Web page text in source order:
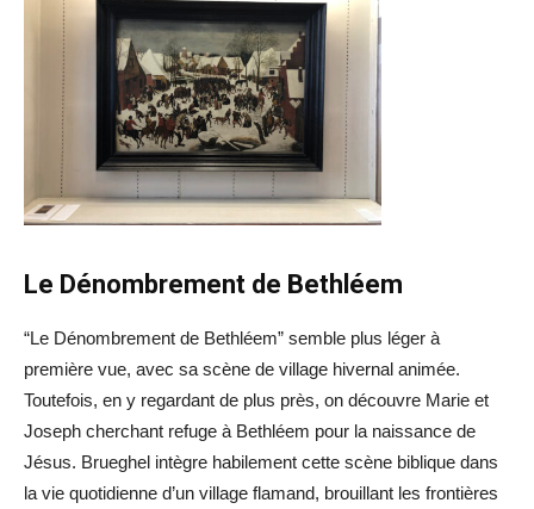
Le Dénombrement de Bethléem
“Le Dénombrement de Bethléem” semble plus léger à
première vue, avec sa scène de village hivernal animée.
Toutefois, en y regardant de plus près, on découvre Marie et
Joseph cherchant refuge à Bethléem pour la naissance de
Jésus. Brueghel intègre habilement cette scène biblique dans
la vie quotidienne d’un village flamand, brouillant les frontières